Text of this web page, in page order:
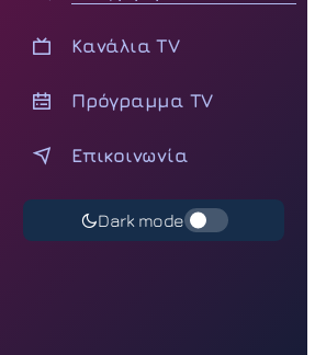
Κανάλια TV
Πρόγραμμα TV
Επικοινωνία
Dark mode